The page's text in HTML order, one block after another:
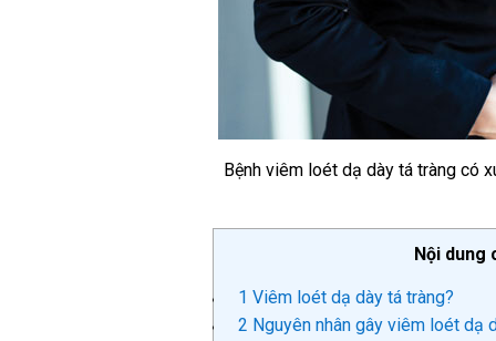
Bệnh viêm loét dạ dày tá tràng có
Nội dung
1 Viêm loét dạ dày tá tràng?
2 Nguyên nhân gây viêm loét dạ